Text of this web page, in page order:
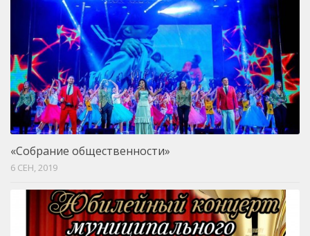
«Собрание общественности»
6 СЕН, 2019